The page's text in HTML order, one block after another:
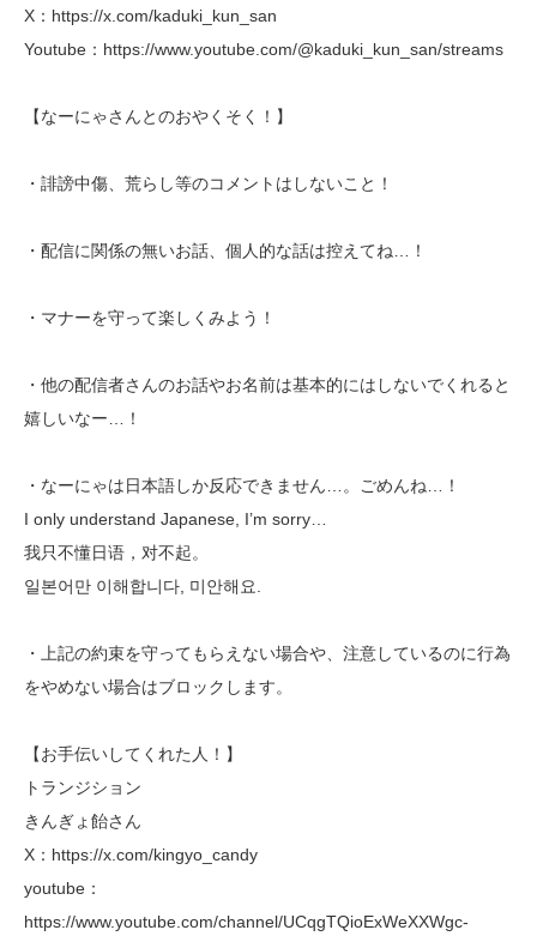
X：https://x.com/kaduki_kun_san
Youtube：https://www.youtube.com/@kaduki_kun_san/streams
【なーにゃさんとのおやくそく！】
・誹謗中傷、荒らし等のコメントはしないこと！
・配信に関係の無いお話、個人的な話は控えてね…！
・マナーを守って楽しくみよう！
・他の配信者さんのお話やお名前は基本的にはしないでくれると
嬉しいなー…！
・なーにゃは日本語しか反応できません…。ごめんね…！
I only understand Japanese, I’m sorry…
我只不懂日语，对不起。
일본어만 이해합니다, 미안해요.
・上記の約束を守ってもらえない場合や、注意しているのに行為
をやめない場合はブロックします。
【お手伝いしてくれた人！】
トランジション
きんぎょ飴さん
X：https://x.com/kingyo_candy
youtube：
https://www.youtube.com/channel/UCqgTQioExWeXXWgc-